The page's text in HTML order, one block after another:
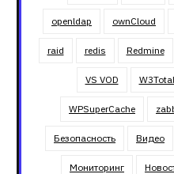
openldap ownCloud
raid redis Redmine
VS VOD
WPSuperCache
Безопасность Видео
Мониторинг